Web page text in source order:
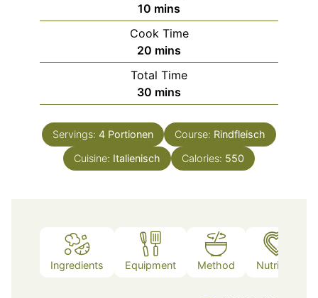
10 minutes
mins
Cook Time
20 minutes
mins
Total Time
30 minutes
mins
Servings: 4 Portionen Course: Rindfleisch
Cuisine: Italienisch Calories: 550
Ingredients Equipment Method Nutrition